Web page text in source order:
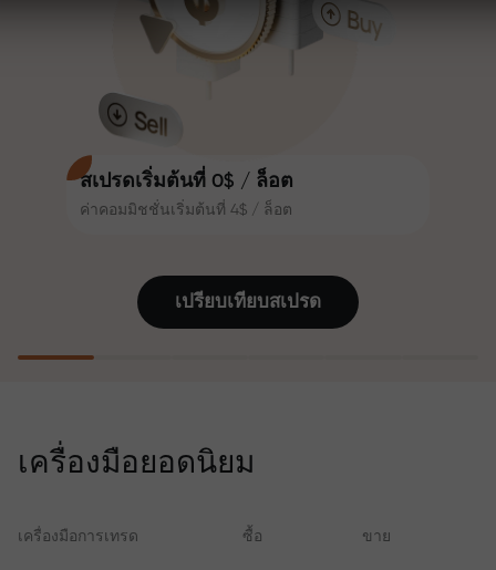
สเปรดเริ่มต้นที่ 0$ / ล็อต
ค่าคอมมิชชั่นเริ่มต้นที่ 4$ / ล็อต
ความเร็วในสนามแข่งและความเร็ว
ในการเทรดมีคุณค่าเดียวกัน Aleš
Loprais นำความมุ่งมั่นและวินัยเข้าสู่
โลกของการเทรด ในฐานะพันธมิตรที่
สร้างแรงบันดาลใจให้ลูกค้าบรรลุเป้า
หมายที่ทะเยอทะยาน
คนสามารถรับ iPhone, MacBook
หรือทริปในฝัน เพียงแค่ฝากเงิน
การขาดทุนและรับประกันกำไรเพิ่ม
ปกป้อง!
โบนัสสูงสุด X1000 — ตัวคูณที่ใหญ่ที่สุด
เปรียบเทียบสเปรด
เครื่องมือยอดนิยม
เครื่องมือการเทรด ซื้อ ขาย